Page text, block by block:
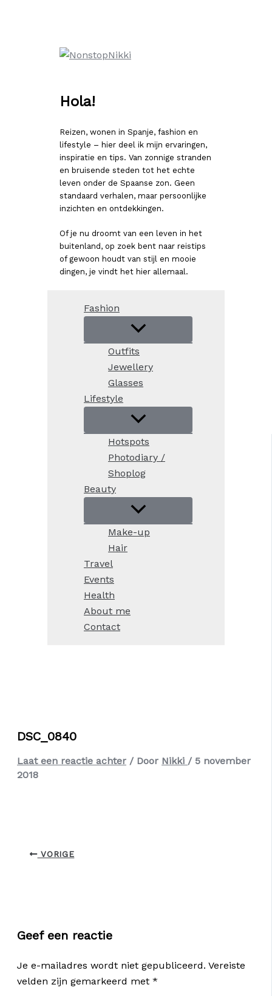
Hola!
Reizen, wonen in Spanje, fashion en
lifestyle – hier deel ik mijn ervaringen,
inspiratie en tips. Van zonnige stranden
en bruisende steden tot het echte
leven onder de Spaanse zon. Geen
standaard verhalen, maar persoonlijke
inzichten en ontdekkingen.
Of je nu droomt van een leven in het
buitenland, op zoek bent naar reistips
of gewoon houdt van stijl en mooie
dingen, je vindt het hier allemaal.
Fashion
Outfits
Jewellery
Glasses
Lifestyle
Hotspots
Photodiary /
Shoplog
Beauty
Make-up
Hair
Travel
Events
Health
About me
Contact
DSC_0840
Laat een reactie achter / Door Nikki / 5 november
2018
VORIGE
Geef een reactie
Je e-mailadres wordt niet gepubliceerd. Vereiste
velden zijn gemarkeerd met *